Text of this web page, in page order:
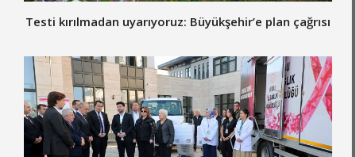
Testi kırılmadan uyarıyoruz: Büyükşehir’e plan çağrısı